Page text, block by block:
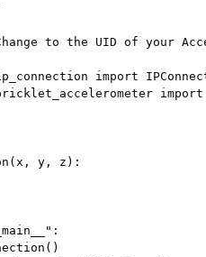
to the UID of your
import
y, z):